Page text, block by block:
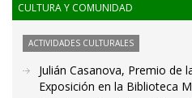
CULTURA Y COMUNIDAD
ACTIVIDADES CULTURALES
Julián Casanova, Premio de
Exposición en la Biblioteca